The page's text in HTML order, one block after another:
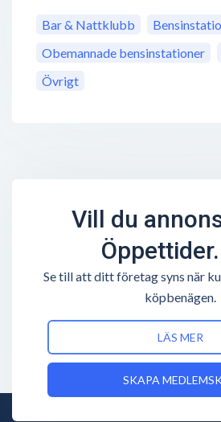
Bar & Nattklubb
Obemannade bensinstationer
Övrigt
Vill du
Se till att ditt företag syns när
köpbenägen.
LÄS MER
SKAPA